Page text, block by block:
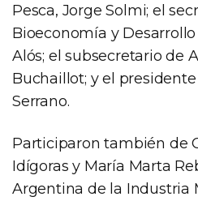
Pesca, Jorge Solmi; el
Bioeconomía y
Alós; el subsecretario de
Buchaillot; y el
Serrano.
Participaron también de
Idígoras y María Marta
Argentina de la Industria